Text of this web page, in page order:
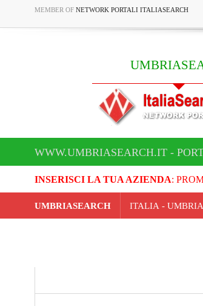
MEMBER OF NETWORK PORTALI ITALIASEARCH
WWW.UMBRIASEARCH.IT -
INSERISCI LA TUA AZIENDA:
UMBRIASEARCH ITALIA -